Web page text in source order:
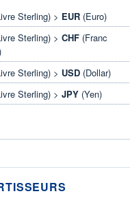
Sterling) > EUR (Euro)
Sterling) >CHF (Franc
Sterling) > USD (Dollar)
Sterling) >JPY (Yen)